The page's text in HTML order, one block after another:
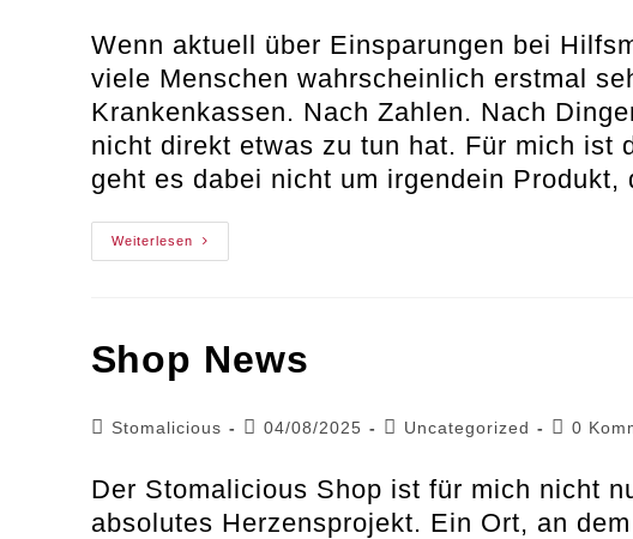
Wenn aktuell über Einsparungen bei
viele Menschen wahrscheinlich erstmal
Krankenkassen. Nach Zahlen. Nach
nicht direkt etwas zu tun hat. Für mich ist
geht es dabei nicht um irgendein Produkt,
WeiterlesenStomaversorgung
Ist
Entscheidet
Über
Meinen
Shop News
Beitrags-
Stomalicious
Beitrag
04/08/2025
Beitrags-
Uncategorized
Beitrags-
0
Der Stomalicious Shop ist für mich nicht
absolutes Herzensprojekt. Ein Ort, an